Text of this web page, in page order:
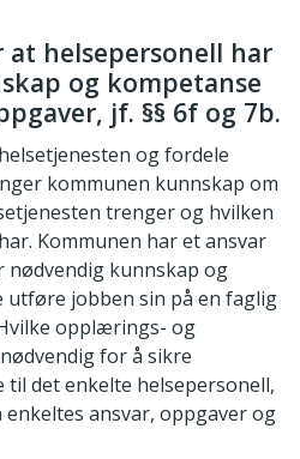
helsepersonell har
og kompetanse
jf. §§ 6f og 7b.
og fordele
kommunen kunnskap om
trenger og hvilken
Kommunen har et ansvar
kunnskap og
utføre jobben sin på en faglig
opplærings- og
for å sikre
det enkelte helsepersonell,
ansvar, oppgaver og